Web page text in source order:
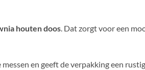
houten doos. Dat zorgt voor een
en geeft de verpakking een